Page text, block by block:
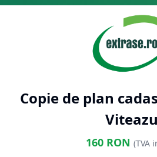
Copie de plan
Viteazu
160RON (TVA